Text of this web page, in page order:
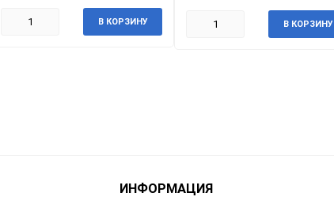
В КОРЗИНУ В КОРЗИНУ
ИНФОРМАЦИЯ